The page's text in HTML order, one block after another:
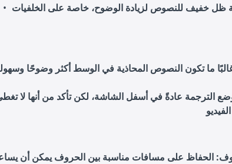
ظل خفيف للنصوص لزيادة الوضوح، خاصة على الخلفيات
ما تكون النصوص المحاذية في الوسط أكثر وضوحًا
الترجمة عادةً في أسفل الشاشة، لكن تأكد من أنها لا
: الحفاظ على مسافات مناسبة بين الحروف يمكن أن